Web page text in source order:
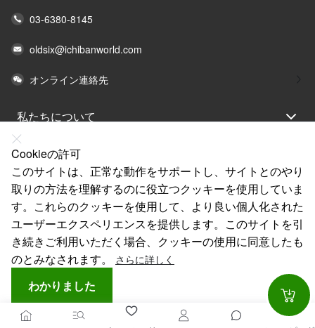
03-6380-8145
oldsix@ichibanworld.com
オンライン連絡先
私たちについて
法律声明
ヘルプ
サービス
リンク
Cookieの許可
このサイトは、正常な動作をサポートし、サイトとのやり
取りの方法を理解するのに役立つクッキーを使用していま
す。これらのクッキーを使用して、より良い個人化された
ユーザーエクスペリエンスを提供します。このサイトを引
き続きご利用いただく場合、クッキーの使用に同意したも
のとみなされます。
さらに詳しく
わかりました